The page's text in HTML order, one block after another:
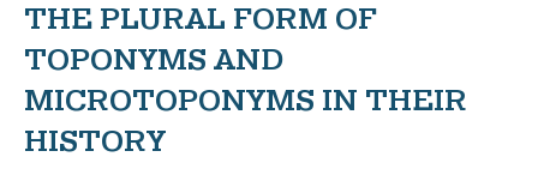
THE PLURAL FORM OF
TOPONYMS AND
MICROTOPONYMS IN THEIR
HISTORY